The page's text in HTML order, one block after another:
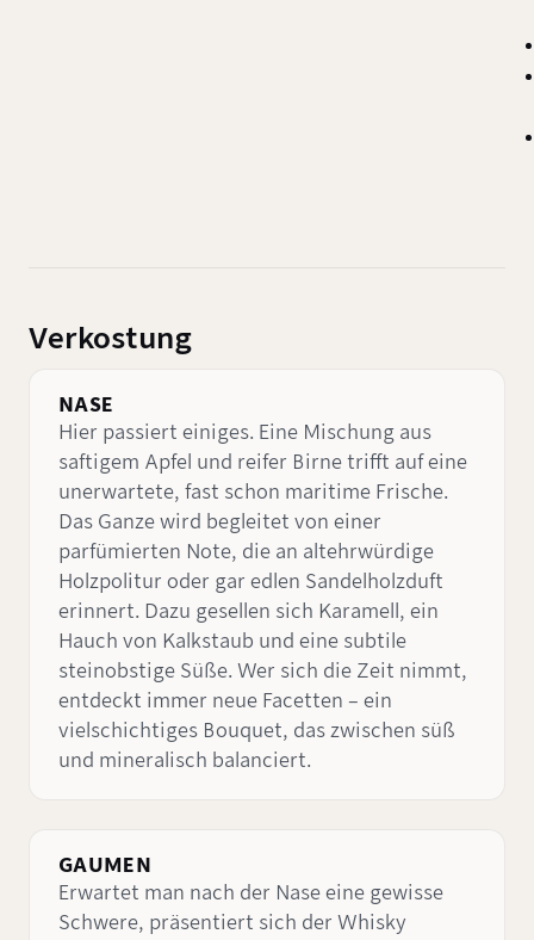
Verkostung
NASE
Hier passiert einiges. Eine Mischung aus
saftigem Apfel und reifer Birne trifft auf eine
unerwartete, fast schon maritime Frische.
Das Ganze wird begleitet von einer
parfümierten Note, die an altehrwürdige
Holzpolitur oder gar edlen Sandelholzduft
erinnert. Dazu gesellen sich Karamell, ein
Hauch von Kalkstaub und eine subtile
steinobstige Süße. Wer sich die Zeit nimmt,
entdeckt immer neue Facetten – ein
vielschichtiges Bouquet, das zwischen süß
und mineralisch balanciert.
GAUMEN
Erwartet man nach der Nase eine gewisse
Schwere, präsentiert sich der Whisky